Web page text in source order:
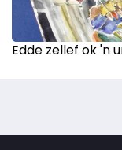
Edde zellef ok 'n